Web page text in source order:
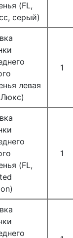
(FL,
серый)
левая
1
(FL,
1